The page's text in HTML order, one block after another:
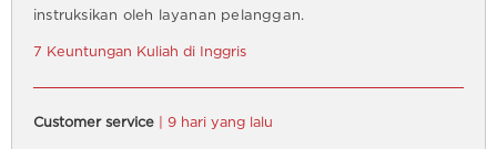
instruksikan oleh layanan pelanggan.
7 Keuntungan Kuliah di Inggris
Customer service | 9 hari yang lalu